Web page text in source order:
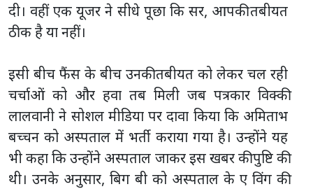
दी। वहीं एक यूजर ने सीधे पूछा कि सर, आपकी तबीयत
ठीक है या नहीं।
इसी बीच फैंस के बीच उनकी तबीयत को लेकर चल रही
चर्चाओं को और हवा तब मिली जब पत्रकार विक्की
लालवानी ने सोशल मीडिया पर दावा किया कि अमिताभ
बच्चन को अस्पताल में भर्ती कराया गया है। उन्होंने यह
भी कहा कि उन्होंने अस्पताल जाकर इस खबर की पुष्टि की
थी। उनके अनुसार, बिग बी को अस्पताल के ए विंग की